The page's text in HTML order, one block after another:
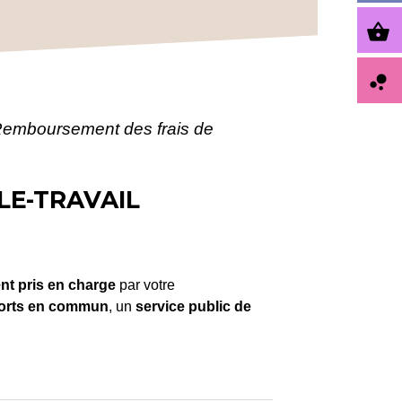
des frais de
TRAVAIL
pris en charge par votre
en commun, un service public de
shopping_basket
bubble_chart